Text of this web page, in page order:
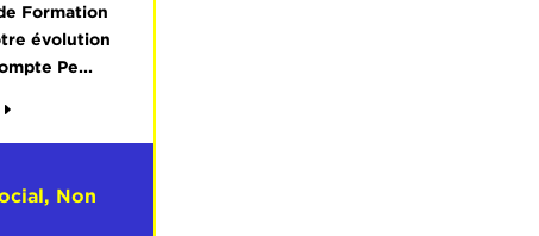
Formation
évolution
Pe...
, Non